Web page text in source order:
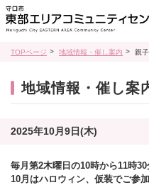
TOPページ 地域情報・催し案内 親
地域情報・催し案
2025年10月9日(木)
毎月第2木曜日の10時から11時
10月はハロウィン、仮装でご参